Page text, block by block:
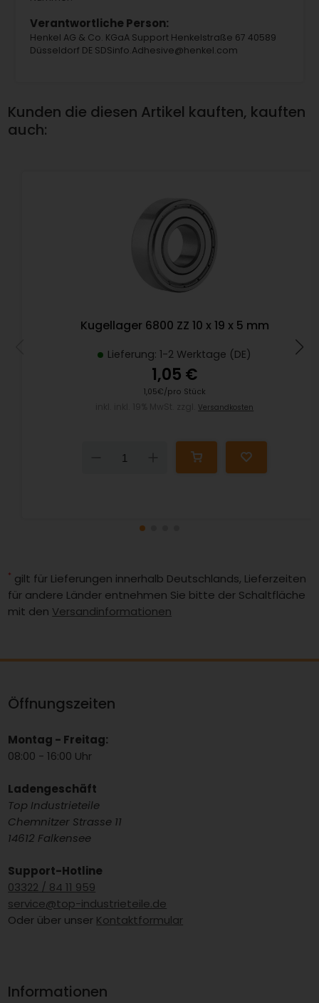
Verantwortliche Person:
Henkel AG & Co. KGaA Support Henkelstraße 67 40589
Düsseldorf DE SDSinfo.Adhesive@henkel.com
Kunden die diesen Artikel kauften, kauften
auch:
Kugellager 6800 ZZ 10 x 19 x 5 mm
Lieferung: 1-2 Werktage (DE)
1,05 €
1,05€/pro Stück
Versandkosten
Down
* gilt für Lieferungen innerhalb Deutschlands, Lieferzeiten
für andere Länder entnehmen Sie bitte der Schaltfläche
mit den Versandinformationen
Öffnungszeiten
Montag - Freitag:
08:00 - 16:00 Uhr
Ladengeschäft
Top Industrieteile
Chemnitzer Strasse 11
14612 Falkensee
Support-Hotline
03322 / 84 11 959
service@top-industrieteile.de
Oder über unser Kontaktformular
Informationen